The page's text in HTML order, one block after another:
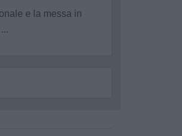
e la messa in